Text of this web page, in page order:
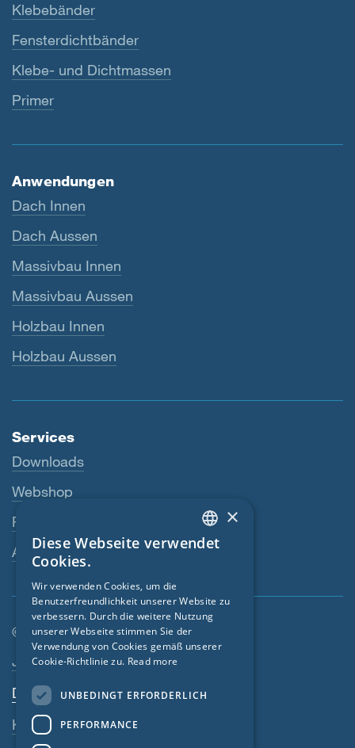
Klebebänder
Fensterdichtbänder
Klebe- und Dichtmassen
Primer
Anwendungen
Dach Innen
Dach Aussen
Massivbau Innen
Massivbau Aussen
Holzbau Innen
Holzbau Aussen
Services
Downloads
Webshop
Fachhändler
Ansprechperson
© SIGA 2026
Footer-Navigation
Jobs
Datenschutz
Kontakt
ENGLISH
FRENCH
CZECH
×
Diese Webseite verwendet
Cookies.
Wir verwenden Cookies, um die
Benutzerfreundlichkeit unserer Website zu
verbessern. Durch die weitere Nutzung
unserer Webseite stimmen Sie der
Verwendung von Cookies gemäß unserer
Cookie-Richtlinie zu. Read more
UNBEDINGT ERFORDERLICH
PERFORMANCE